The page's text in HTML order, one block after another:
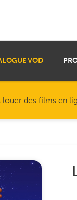
VOD
des films en